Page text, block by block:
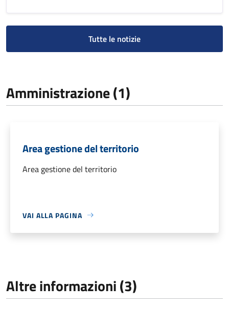
Tutte le notizie
Amministrazione (1)
Area gestione del territorio
Area gestione del territorio
VAI ALLA PAGINA
Altre informazioni (3)